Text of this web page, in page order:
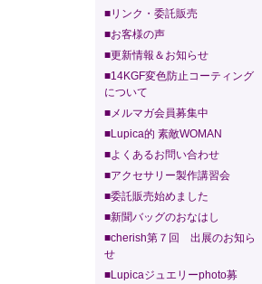
■リンク・委託販売
■お客様の声
■更新情報＆お知らせ
■14KGF変色防止コーティング
について
■メルマガ会員募集中
■Lupica的 素敵WOMAN
■よくあるお問い合わせ
■アクセサリー製作講習会
■委託販売始めました
■新聞バッグのおなはし
■cherish第７回 出展のお知ら
せ
■Lupicaジュエリーphoto募